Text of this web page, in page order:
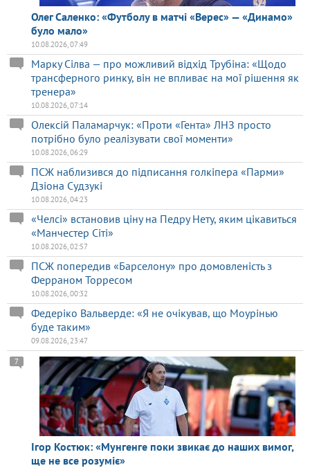
Олег Саленко: «Футболу в матчі «Верес» — «Динамо»
було мало»
10.08.2026, 07:49
Марку Сілва — про можливий відхід Трубіна: «Щодо
трансферного ринку, він не впливає на мої рішення як
тренера»
10.08.2026, 07:14
Олексій Паламарчук: «Проти «Гента» ЛНЗ просто
потрібно було реалізувати свої моменти»
10.08.2026, 06:29
ПСЖ наблизився до підписання голкіпера «Парми»
Дзіона Судзукі
10.08.2026, 04:23
«Челсі» встановив ціну на Педру Нету, яким цікавиться
«Манчестер Сіті»
10.08.2026, 02:57
ПСЖ попередив «Барселону» про домовленість з
Ферраном Торресом
10.08.2026, 00:32
Федеріко Вальверде: «Я не очікував, що Моурінью
буде таким»
09.08.2026, 23:47
Ігор Костюк: «Мунгенге поки звикає до наших вимог,
ще не все розуміє»
7